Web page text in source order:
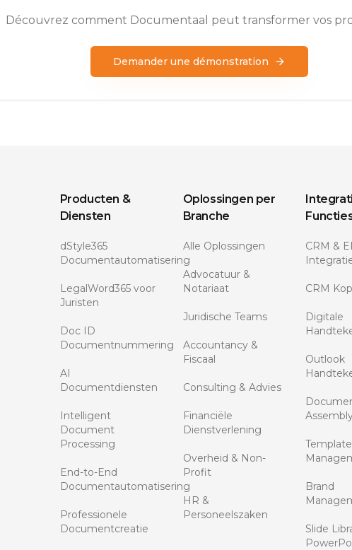
Découvrez comment Documentaal peut transformer vos
Demander une démonstration
Producten &
Diensten
dStyle365
Documentautomatisering
LegalWord365 voor
Juristen
Doc ID
Documentnummering
AI
Documentdiensten
Intelligent
Document
Processing
End-to-End
Documentautomatisering
Professionele
Documentcreatie
Oplossingen per
Branche
Alle Oplossingen
Advocatuur &
Notariaat
Juridische Teams
Accountancy &
Fiscaal
Consulting & Advies
Financiële
Dienstverlening
Overheid & Non-
Profit
HR &
Personeelszaken
CRM &
CRM
Digitale
Outlook
Template
Brand
Slide